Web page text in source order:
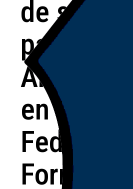
de semana
para
Argentino
en la Liga
Federal
Formativa